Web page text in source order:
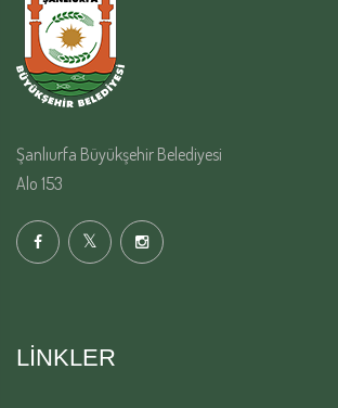
Şanlıurfa Büyükşehir Belediyesi
Alo 153
LINKLER